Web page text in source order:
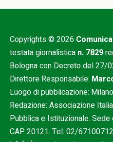
Copyrights © 2026
testata giornalistica n. 7829
Bologna con Decreto del 27/
Direttore Responsabile:
Luogo di pubblicazione: Milano
Redazione: Associazione
Pubblica e Istituzionale. Sede
CAP 20121. Tel: 02/67100712